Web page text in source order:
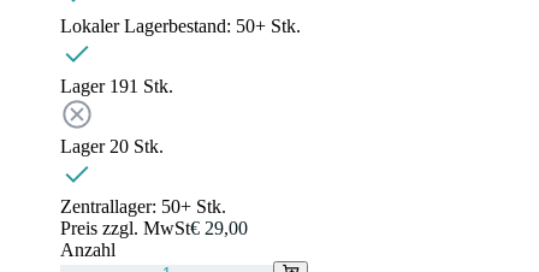
Lokaler Lagerbestand: 50+ Stk.
Lager 191 Stk.
Lager 20 Stk.
Zentrallager: 50+ Stk.
Preis zzgl. MwSt€ 29,00
Anzahl